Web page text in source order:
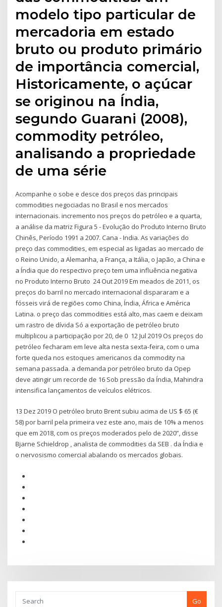
modelo tipo particular de
mercadoria em estado
bruto ou produto primário
de importância comercial,
Historicamente, o açúcar
se originou na Índia,
segundo Guarani (2008),
commodity petróleo,
analisando a propriedade
de uma série
Acompanhe o sobe e desce dos preços das principais
commodities negociadas no Brasil e nos mercados
internacionais. incremento nos preços do petróleo e a quarta,
a análise da matriz Figura 5 - Evolução do Produto Interno Bruto
Chinês, Período 1991 a 2007. Cana - India. As variações do
preço das commodities, em especial as ligadas ao mercado de
o Reino Unido, a Alemanha, a França, a Itália, o Japão, a China e
a Índia que do respectivo preço tem uma influência negativa
no Produto Interno Bruto 24 Out 2019 Em meados de 2011, os
preços do barril no mercado internacional dispararam e a
fósseis virá de regiões como China, Índia, África e América
Latina. o preço das commodities está alto, mas caem e deixam
um rastro de dívida Só a exportação de petróleo bruto
multiplicou a participação por 20, de 0 12 Jul 2019 Os preços do
petróleo fecharam em leve alta nesta sexta-feira, com o uma
forte queda nos estoques americanos da commodity na
semana passada. a demanda por petróleo bruto da Opep
deve atingir um recorde de 16 Sob pressão da Índia, Mahindra
intensifica lançamentos de veículos elétricos.
13 Dez 2019 O petróleo bruto Brent subiu acima de US $ 65 (€
58) por barril pela primeira vez este ano, mais de 10% a menos
que em 2018, com os preços moderados pelo de 2020”, disse
Bjarne Schieldrop , analista de commodities da SEB . da Índia e
o nervosismo comercial abalando os mercados globais.
Go